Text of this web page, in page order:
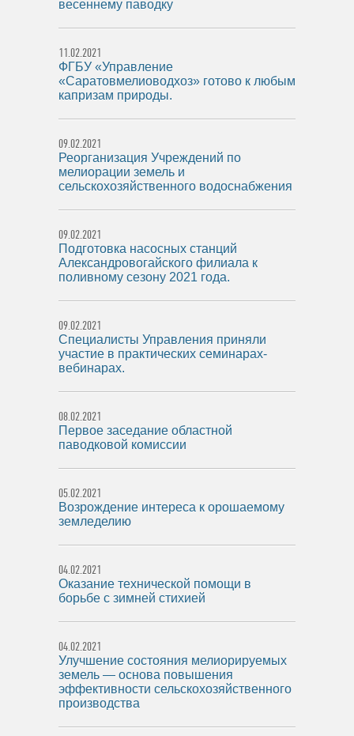
весеннему паводку
11.02.2021
ФГБУ «Управление
«Саратовмелиоводхоз» готово к любым
капризам природы.
09.02.2021
Реорганизация Учреждений по
мелиорации земель и
сельскохозяйственного водоснабжения
09.02.2021
Подготовка насосных станций
Александровогайского филиала к
поливному сезону 2021 года.
09.02.2021
Специалисты Управления приняли
участие в практических семинарах-
вебинарах.
08.02.2021
Первое заседание областной
паводковой комиссии
05.02.2021
Возрождение интереса к орошаемому
земледелию
04.02.2021
Оказание технической помощи в
борьбе с зимней стихией
04.02.2021
Улучшение состояния мелиорируемых
земель — основа повышения
эффективности сельскохозяйственного
производства